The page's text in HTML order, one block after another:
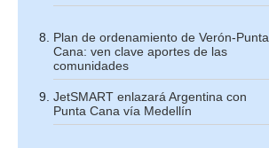
Plan de ordenamiento de Verón-Punta
Cana: ven clave aportes de las
comunidades
JetSMART enlazará Argentina con
Punta Cana vía Medellín